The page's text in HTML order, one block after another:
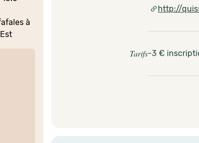
à
http://
Tarifs-3 €